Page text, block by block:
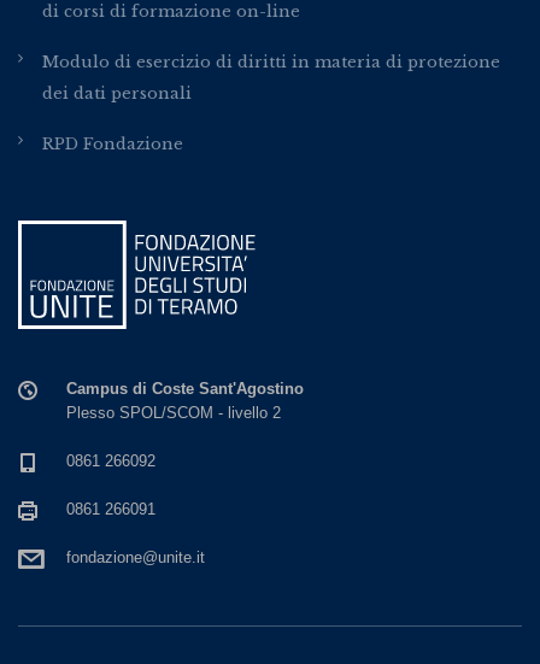
di corsi di formazione on-line
Modulo di esercizio di diritti in materia di protezione
dei dati personali
RPD Fondazione
Campus di Coste Sant'Agostino
Plesso SPOL/SCOM - livello 2
0861 266092
0861 266091
fondazione@unite.it